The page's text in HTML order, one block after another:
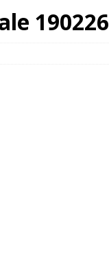
190226